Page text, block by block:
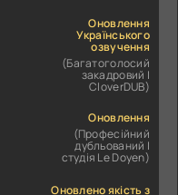
Оновлення
Українського
озвучення
(Багатоголосий
закадровий |
CloverDUB)
Оновлення
(Професійний
дубльований |
студія Le Doyen)
Оновлено якість з